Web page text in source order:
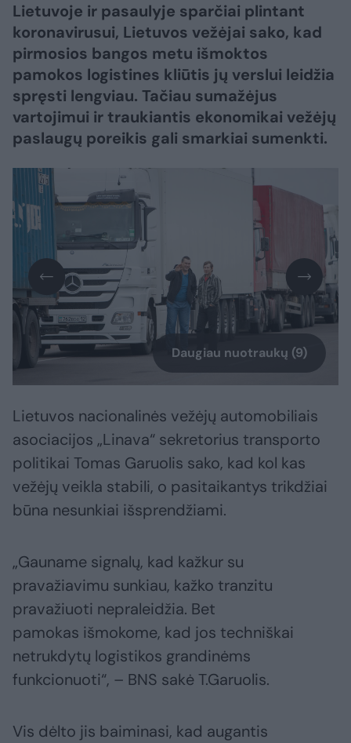
Lietuvoje ir pasaulyje sparčiai plintant
koronavirusui, Lietuvos vežėjai sako, kad
pirmosios bangos metu išmoktos
pamokos logistines kliūtis jų verslui leidžia
spręsti lengviau. Tačiau sumažėjus
vartojimui ir traukiantis ekonomikai vežėjų
paslaugų poreikis gali smarkiai sumenkti.
Daugiau nuotraukų (9)
Lietuvos nacionalinės vežėjų automobiliais
asociacijos „Linava“ sekretorius transporto
politikai Tomas Garuolis sako, kad kol kas
vežėjų veikla stabili, o pasitaikantys trikdžiai
būna nesunkiai išsprendžiami.
„Gauname signalų, kad kažkur su
pravažiavimu sunkiau, kažko tranzitu
pravažiuoti nepraleidžia. Bet
pamokas išmokome, kad jos techniškai
netrukdytų logistikos grandinėms
funkcionuoti“, – BNS sakė T.Garuolis.
Vis dėlto jis baiminasi, kad augantis